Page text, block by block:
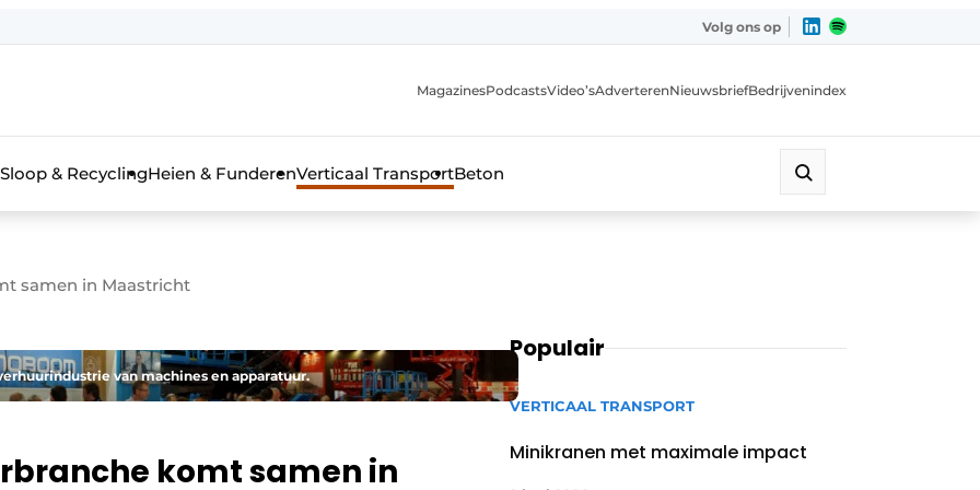
de aanmelding
voor de aanmelding FR
& bouwmachines
Volg ons op
MagazinesPodcastsVideo’sAdverterenNieuwsbriefBedrijvenindex
Sloop & RecyclingHeien & FunderenVerticaal TransportBeton
samen in Maastricht
van machines en apparatuur.
komt samen in
Populair
VERTICAAL TRANSPORT
Minikranen met maximale impact